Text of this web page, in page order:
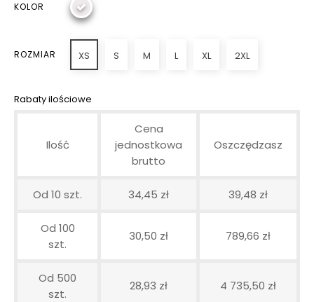
KOLOR
ROZMIAR XS S M L XL 2XL
Rabaty ilościowe
Ilość
Cena
jednostkowa
brutto
Oszczędzasz
Od 10 szt. 34,45 zł 39,48 zł
Od 100
szt.
30,50 zł 789,66 zł
Od 500
szt.
28,93 zł 4 735,50 zł